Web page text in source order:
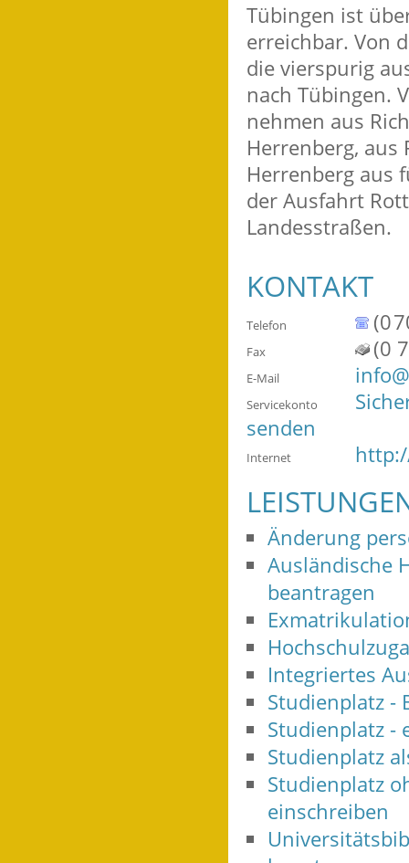
Tübingen ist
erreichbar. Von
die vierspurig
nach Tübingen.
nehmen aus
Herrenberg, aus
Herrenberg aus
der Ausfahrt
Landesstraßen.
KONTAKT
Telefon (0
Fax (0
E-Mail
Servicekonto
senden
Internet
Änderung
Ausländische
beantragen
Integriertes
Studienplatz -
Studienplatz -
Studienplatz
Studienplatz
einschreiben